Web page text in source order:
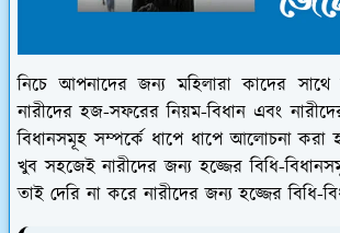
নিচে আপনাদের জন্য মহিলারা কাদের
নারীদের হজ-সফরের নিয়ম-বিধান এবং
বিধানসমূহ সম্পর্কে ধাপে ধাপে আলোচনা করা
খুব সহজেই নারীদের জন্য হজ্জের বিধি-
তাই দেরি না করে নারীদের জন্য হজ্জের বিধি-